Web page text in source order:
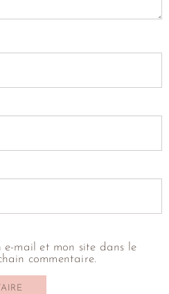
e-mail et mon site dans le
commentaire.